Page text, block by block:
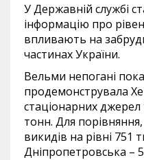
У Державній службі
інформацію про
впливають на
частинах України.
Вельми непогані
продемонструвала
стаціонарних джерел
тонн. Для
викидів на рівні 751
Дніпропетровська –